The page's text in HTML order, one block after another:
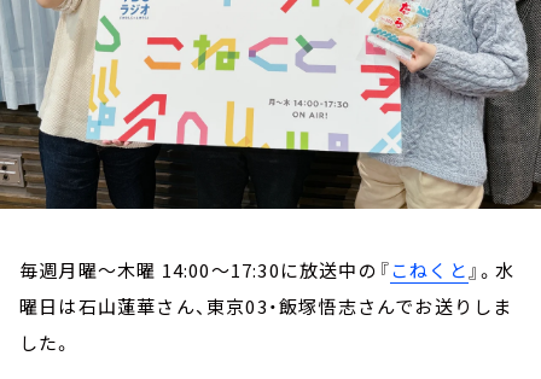
毎週月曜～木曜 14:00～17:30に放送中の『こねくと』。水
曜日は石山蓮華さん、東京03・飯塚悟志さんでお送りしま
した。